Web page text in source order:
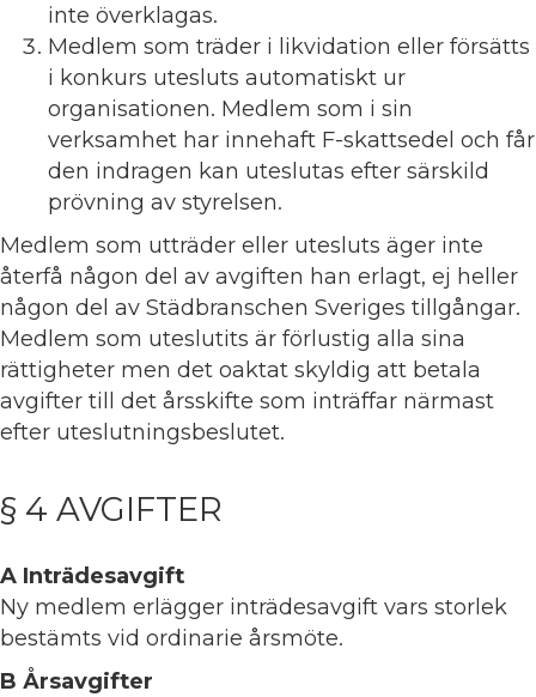
inte överklagas.
Medlem som träder i likvidation eller försätts
i konkurs utesluts automatiskt ur
organisationen. Medlem som i sin
verksamhet har innehaft F-skattsedel och får
den indragen kan uteslutas efter särskild
prövning av styrelsen.
Medlem som utträder eller utesluts äger inte
återfå någon del av avgiften han erlagt, ej heller
någon del av Städbranschen Sveriges tillgångar.
Medlem som uteslutits är förlustig alla sina
rättigheter men det oaktat skyldig att betala
avgifter till det årsskifte som inträffar närmast
efter uteslutningsbeslutet.
§ 4 AVGIFTER
A Inträdesavgift
Ny medlem erlägger inträdesavgift vars storlek
bestämts vid ordinarie årsmöte.
B Årsavgifter